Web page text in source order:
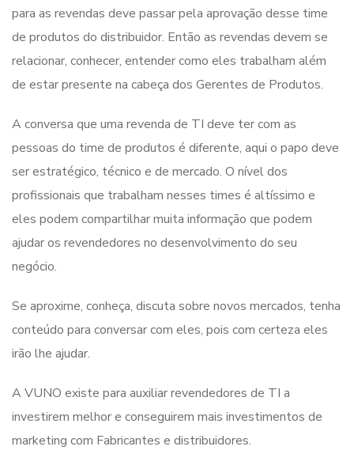
para as revendas deve passar pela aprovação desse time
de produtos do distribuidor. Então as revendas devem se
relacionar, conhecer, entender como eles trabalham além
de estar presente na cabeça dos Gerentes de Produtos.
A conversa que uma revenda de TI deve ter com as
pessoas do time de produtos é diferente, aqui o papo deve
ser estratégico, técnico e de mercado. O nível dos
profissionais que trabalham nesses times é altíssimo e
eles podem compartilhar muita informação que podem
ajudar os revendedores no desenvolvimento do seu
negócio.
Se aproxime, conheça, discuta sobre novos mercados, tenha
conteúdo para conversar com eles, pois com certeza eles
irão lhe ajudar.
A VUNO existe para auxiliar revendedores de TI a
investirem melhor e conseguirem mais investimentos de
marketing com Fabricantes e distribuidores.